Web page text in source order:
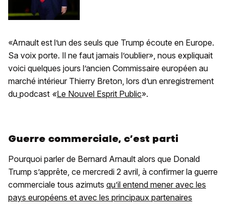
«Arnault est l’un des seuls que Trump écoute en Europe.
Sa voix porte. Il ne faut jamais l’oublier», nous expliquait
voici quelques jours l’ancien Commissaire européen au
marché intérieur Thierry Breton, lors d’un enregistrement
du podcast «Le Nouvel Esprit Public».
Guerre commerciale, c’est parti
Pourquoi parler de Bernard Arnault alors que Donald
Trump s’apprête, ce mercredi 2 avril, à confirmer la guerre
commerciale tous azimuts qu’il entend mener avec les
pays européens et avec les principaux partenaires